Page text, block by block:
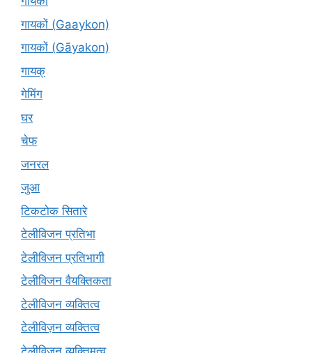
गायकों (Gaaykon)
गायकों (Gāyakon)
गायक्
गेमिंग
घर
चेफ
जनरल
जुआ
टिकटोक सितारे
टेलीविजन प्रतिभा
टेलीविजन प्रतिभागी
टेलीविजन वैयक्तिकता
टेलीविजन व्यक्तित्व
टेलीविज़न व्यक्तित्व